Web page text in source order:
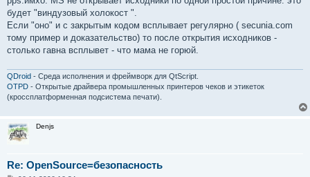
будет "виндузовый холокост ".
Если "оно" и с закрытым кодом всплывает регулярно ( secunia.com
тому пример и доказательство) то после открытия исходников -
столько гавна всплывет - что мама не горюй.
QDroid - Среда исполнения и фреймворк для QtScript.
OTPD - Открытые драйвера промышленных принтеров чеков и этикеток
(кроссплатформенная подсистема печати).
Denjs
Re: OpenSource=безопасность